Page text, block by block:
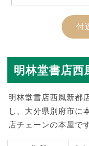
付
明林堂書店西
明林堂書店西風新都
し、大分県別府市に
店チェーンの本屋で